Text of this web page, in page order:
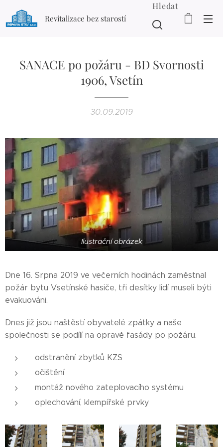
Revitalizace bez starostí
Hledat
SANACE po požáru - BD Svornosti
1906, Vsetín
30.09.2019
Ilustrační obrázek
Dne 16. Srpna 2019 ve večerních hodinách zaměstnal
požár bytu Vsetínské hasiče, tři desítky lidí museli býti
evakuováni.
Dnes již jsou naštěstí obyvatelé zpátky a naše
společnosti se podílí na opravě fasády po požáru.
odstranění zbytků KZS
očištění
montáž nového zateplovacího systému
oplechování, klempířské prvky